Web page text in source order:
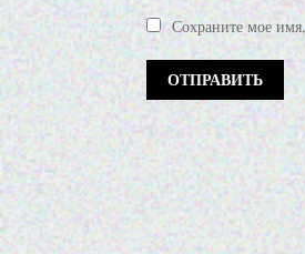
Сохраните мое